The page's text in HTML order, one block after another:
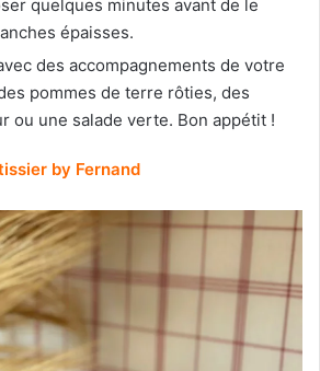
quelques minutes avant de le
épaisses.
des accompagnements de votre
pommes de terre rôties, des
ou une salade verte. Bon appétit !
by Fernand